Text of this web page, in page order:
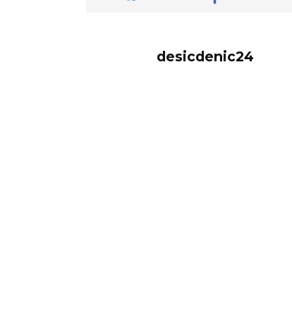
desicdenic24